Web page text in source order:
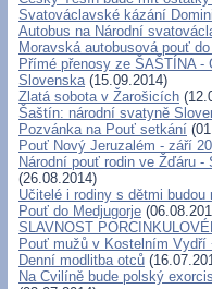
Svatováclavské kázání
Autobus na Národní
Moravská autobusová pouť
Přímé přenosy ze ŠAŠTÍNA -
Slovenska(15.09.2014)
Zlatá sobota v Žarošicích
Šaštín: národní svatyně
Pozvánka na Pouť setkání
Pouť Nový Jeruzalém - září
Národní pouť rodin ve Žďáru
(26.08.2014)
Učitelé i rodiny s dětmi
Pouť do Medjugorje
SLAVNOST
Pouť mužů v Kostelním Vydří
Denní modlitba otců
Na Cvilíně bude polský